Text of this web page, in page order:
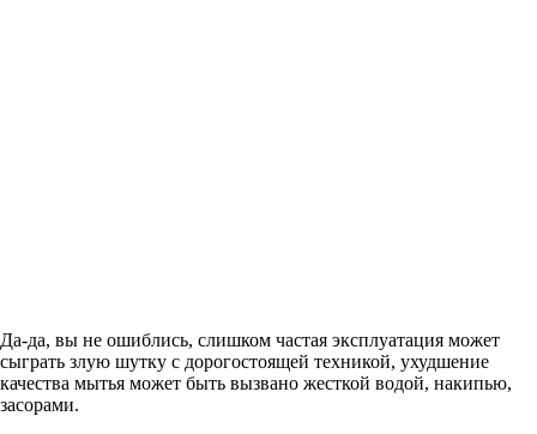
Да-да, вы не ошиблись, слишком частая эксплуатация может
сыграть злую шутку с дорогостоящей техникой, ухудшение
качества мытья может быть вызвано жесткой водой, накипью,
засорами.